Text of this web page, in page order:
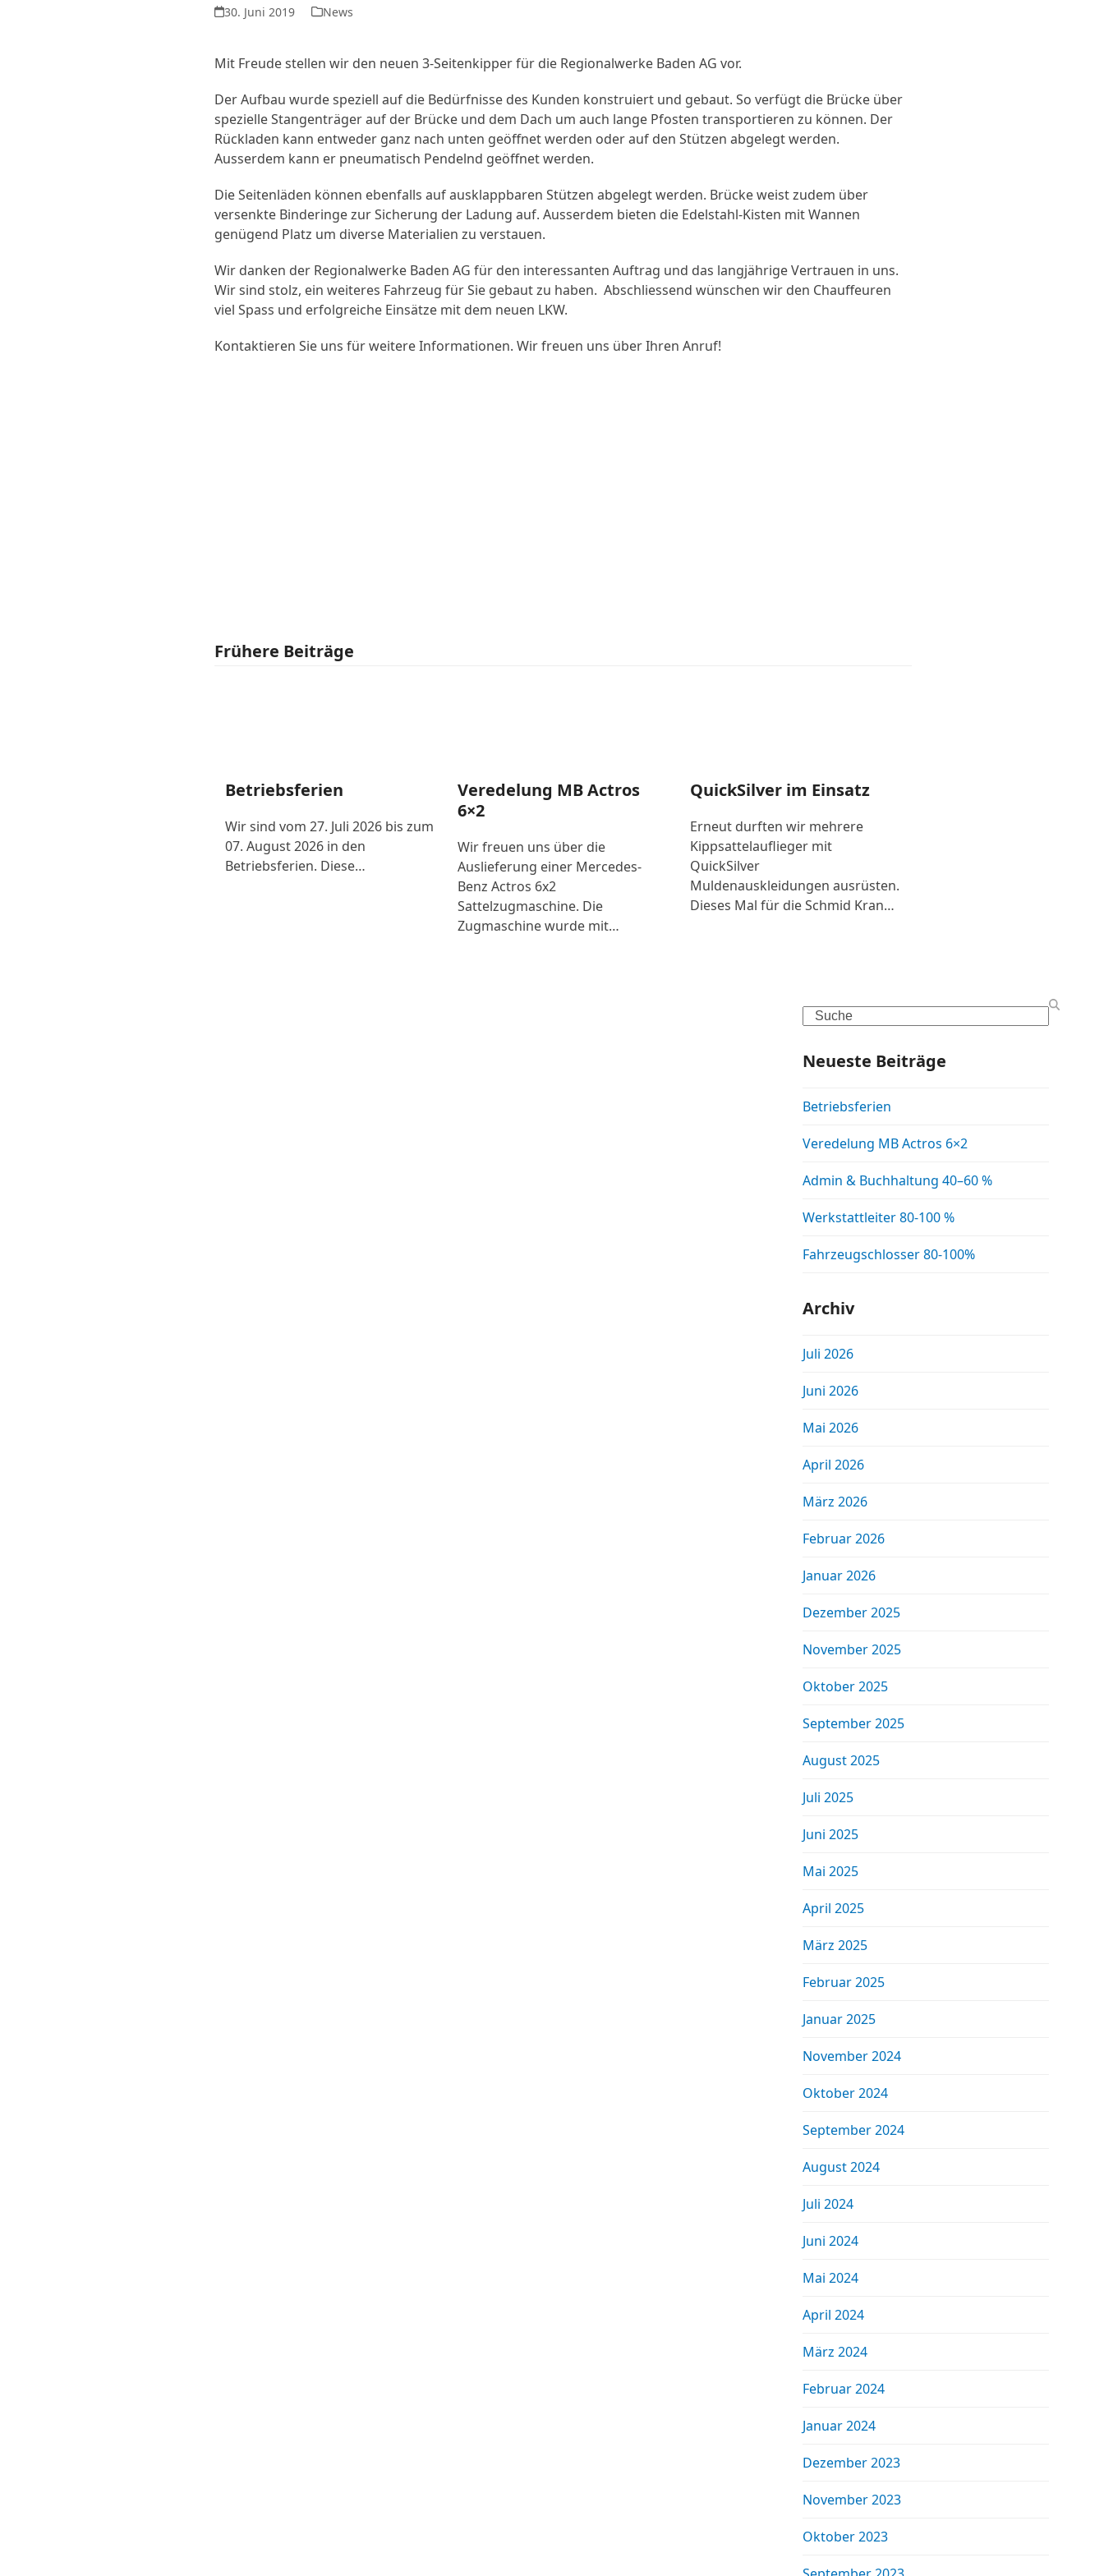
30. Juni 2019 News
Mit Freude stellen wir den neuen 3-Seitenkipper für die Regionalwerke Baden AG vor.
Der Aufbau wurde speziell auf die Bedürfnisse des Kunden konstruiert und gebaut. So verfügt die Brücke über
spezielle Stangenträger auf der Brücke und dem Dach um auch lange Pfosten transportieren zu können. Der
Rückladen kann entweder ganz nach unten geöffnet werden oder auf den Stützen abgelegt werden.
Ausserdem kann er pneumatisch Pendelnd geöffnet werden.
Die Seitenläden können ebenfalls auf ausklappbaren Stützen abgelegt werden. Brücke weist zudem über
versenkte Binderinge zur Sicherung der Ladung auf. Ausserdem bieten die Edelstahl-Kisten mit Wannen
genügend Platz um diverse Materialien zu verstauen.
Wir danken der Regionalwerke Baden AG für den interessanten Auftrag und das langjährige Vertrauen in uns.
Wir sind stolz, ein weiteres Fahrzeug für Sie gebaut zu haben. Abschliessend wünschen wir den Chauffeuren
viel Spass und erfolgreiche Einsätze mit dem neuen LKW.
Kontaktieren Sie uns für weitere Informationen. Wir freuen uns über Ihren Anruf!
Frühere Beiträge
Betriebsferien
Wir sind vom 27. Juli 2026 bis zum
07. August 2026 in den
Betriebsferien. Diese…
Veredelung MB Actros
6×2
Wir freuen uns über die
Auslieferung einer Mercedes-
Benz Actros 6x2
Sattelzugmaschine. Die
Zugmaschine wurde mit…
QuickSilver im Einsatz
Erneut durften wir mehrere
Kippsattelauflieger mit
QuickSilver
Muldenauskleidungen ausrüsten.
Dieses Mal für die Schmid Kran…
Search
Neueste Beiträge
Betriebsferien
Veredelung MB Actros 6×2
Admin & Buchhaltung 40–60 %
Werkstattleiter 80-100 %
Fahrzeugschlosser 80-100%
Archiv
Juli 2026
Juni 2026
Mai 2026
April 2026
März 2026
Februar 2026
Januar 2026
Dezember 2025
November 2025
Oktober 2025
September 2025
August 2025
Juli 2025
Juni 2025
Mai 2025
April 2025
März 2025
Februar 2025
Januar 2025
November 2024
Oktober 2024
September 2024
August 2024
Juli 2024
Juni 2024
Mai 2024
April 2024
März 2024
Februar 2024
Januar 2024
Dezember 2023
November 2023
Oktober 2023